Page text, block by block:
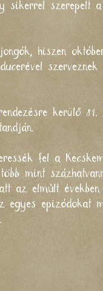
sikerrel szerepelt
hiszen
kerülő 81.
fel a
mint
az elmúlt
egyes epizódokat